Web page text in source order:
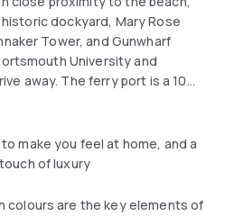
dockyard, Mary Rose
Tower, and Gunwharf
University and
away. The ferry port is a 10
airport 30km. Each of the
hob, microwave, toaster, and
dining table and chairs for 2
The hotel is very quite, and
make you feel at home, and a
of luxury
colours are the key elements of